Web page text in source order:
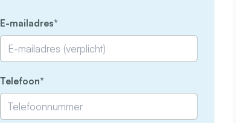
E-mailadres
Telefoon